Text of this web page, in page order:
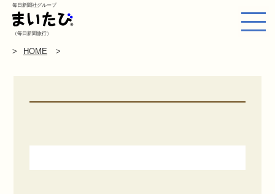
毎日新聞社グループ
（毎日新聞旅行）
HOME